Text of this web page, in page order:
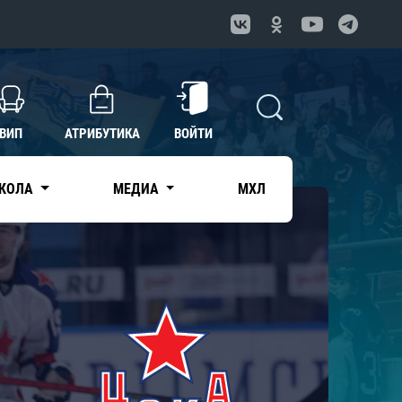
ВИП АТРИБУТИКА ВОЙТИ
МЕДИА МХЛ